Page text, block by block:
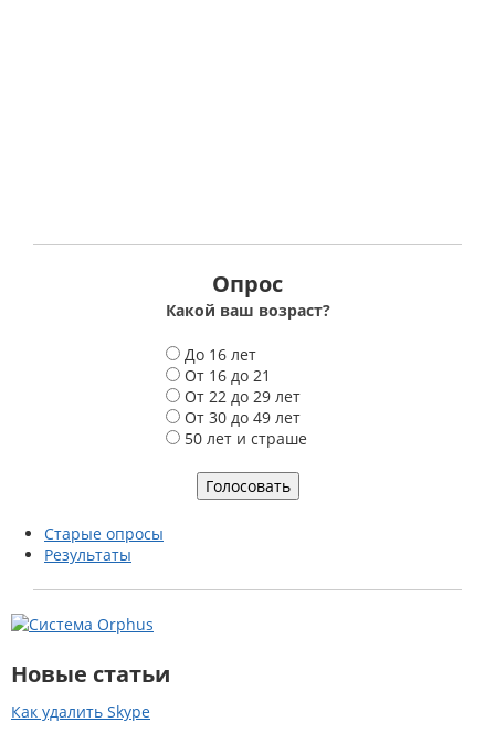
Опрос
Какой ваш возраст?
В
а
р
и
а
До 16 лет
От 16 до 21
От 22 до 29 лет
От 30 до 49 лет
50 лет и страше
Старые опросы
Результаты
Новые статьи
Как удалить Skype